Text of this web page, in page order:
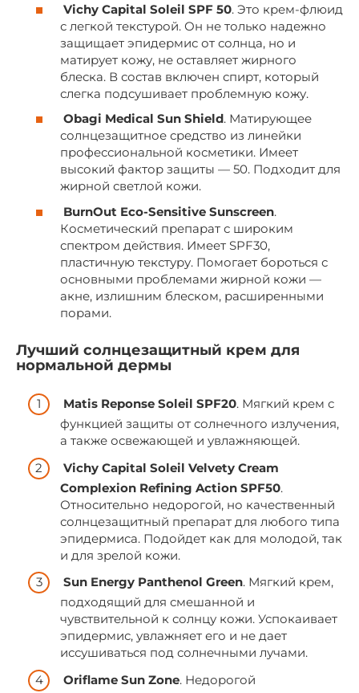
Vichy Capital Soleil SPF 50. Это крем-флюид
с легкой текстурой. Он не только надежно
защищает эпидермис от солнца, но и
матирует кожу, не оставляет жирного
блеска. В состав включен спирт, который
слегка подсушивает проблемную кожу.
Obagi Medical Sun Shield. Матирующее
солнцезащитное средство из линейки
профессиональной косметики. Имеет
высокий фактор защиты — 50. Подходит для
жирной светлой кожи.
BurnOut Eco-Sensitive Sunscreen.
Косметический препарат с широким
спектром действия. Имеет SPF30,
пластичную текстуру. Помогает бороться с
основными проблемами жирной кожи —
акне, излишним блеском, расширенными
порами.
Лучший солнцезащитный крем для
нормальной дермы
Matis Reponse Soleil SPF20. Мягкий крем с
функцией защиты от солнечного излучения,
а также освежающей и увлажняющей.
Vichy Capital Soleil Velvety Cream
Complexion Refining Action SPF50.
Относительно недорогой, но качественный
солнцезащитный препарат для любого типа
эпидермиса. Подойдет как для молодой, так
и для зрелой кожи.
Sun Energy Panthenol Green. Мягкий крем,
подходящий для смешанной и
чувствительной к солнцу кожи. Успокаивает
эпидермис, увлажняет его и не дает
иссушиваться под солнечными лучами.
Oriflame Sun Zone. Недорогой